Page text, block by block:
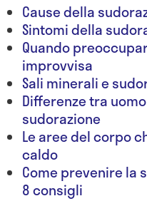
Cause della
Sintomi della
Quando
improvvisa
Sali minerali e
Differenze tra
sudorazione
Le aree del corpo
caldo
Come prevenire la
8 consigli